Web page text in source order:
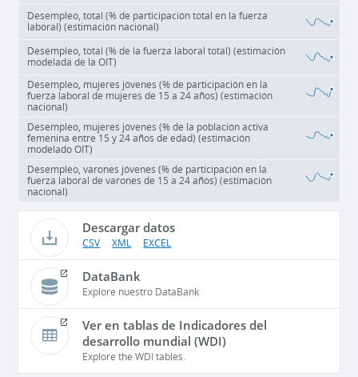
Desempleo, total (% de participación total en la fuerza
laboral) (estimación nacional)
Desempleo, total (% de la fuerza laboral total) (estimación
modelada de la OIT)
Desempleo, mujeres jóvenes (% de participación en la
fuerza laboral de mujeres de 15 a 24 años) (estimación
nacional)
Desempleo, mujeres jóvenes (% de la población activa
femenina entre 15 y 24 años de edad) (estimación
modelado OIT)
Desempleo, varones jóvenes (% de participación en la
fuerza laboral de varones de 15 a 24 años) (estimación
nacional)
Descargar datos
CSV XML EXCEL
DataBank
Explore nuestro DataBank
Ver en tablas de Indicadores del
desarrollo mundial (WDI)
Explore the WDI tables.